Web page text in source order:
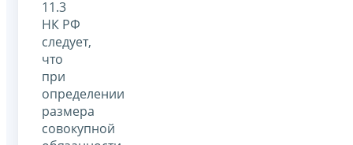
11.3
НК РФ
следует,
что
при
определении
размера
совокупной